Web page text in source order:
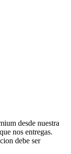
desde nuestra
nos entregas.
debe ser